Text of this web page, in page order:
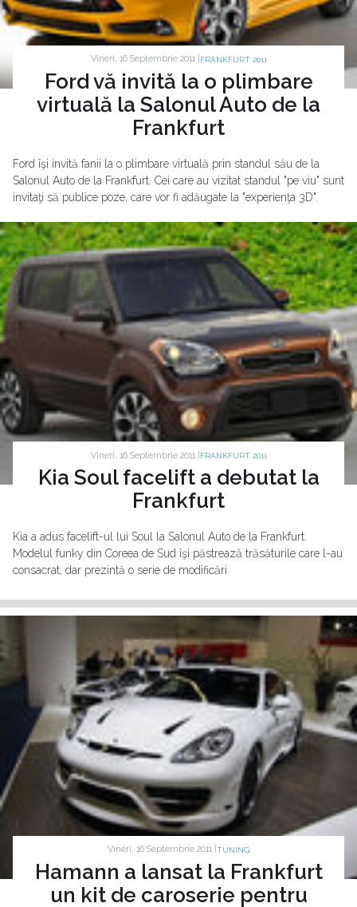
Vineri, 16 Septembrie 2011 | FRANKFURT 2011
Ford vă invită la o plimbare
virtuală la Salonul Auto de la
Frankfurt
Ford îşi invită fanii la o plimbare virtuală prin standul său de la
Salonul Auto de la Frankfurt. Cei care au vizitat standul "pe viu" sunt
invitaţi să publice poze, care vor fi adăugate la "experienţa 3D".
Vineri, 16 Septembrie 2011 | FRANKFURT 2011
Kia Soul facelift a debutat la
Frankfurt
Kia a adus facelift-ul lui Soul la Salonul Auto de la Frankfurt.
Modelul funky din Coreea de Sud îşi păstrează trăsăturile care l-au
consacrat, dar prezintă o serie de modificări.
Vineri, 16 Septembrie 2011 | TUNING
Hamann a lansat la Frankfurt
un kit de caroserie pentru